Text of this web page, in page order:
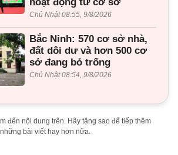
Chủ Nhật 08:55, 9/8/2026
Bắc Ninh: 570 cơ sở nhà,
đất dôi dư và hơn 500 cơ
sở đang bỏ trống
Chủ Nhật 08:54, 9/8/2026
đến nội dung trên. Hãy tặng sao để tiếp thêm
bài viết hay hơn nữa.